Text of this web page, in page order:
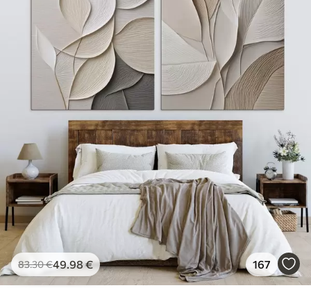
83.30€49.98€ 167